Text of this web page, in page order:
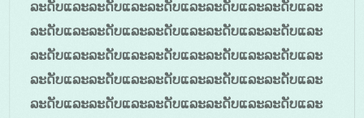
ລະດັບແລະລະດັບແລະລະດັບແລະລະດັບແລະລະດັບແລະ
ລະດັບແລະລະດັບແລະລະດັບແລະລະດັບແລະລະດັບແລະ
ລະດັບແລະລະດັບແລະລະດັບແລະລະດັບແລະລະດັບແລະ
ລະດັບແລະລະດັບແລະລະດັບແລະລະດັບແລະລະດັບແລະ
ລະດັບແລະລະດັບແລະລະດັບແລະລະດັບແລະລະດັບແລະ